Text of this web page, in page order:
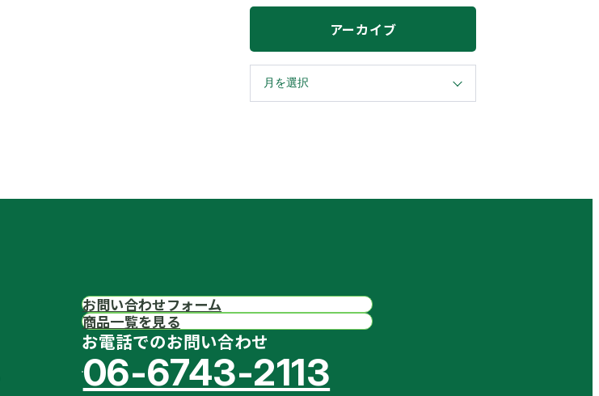
アーカイブ
お電話でのお問い合わせ
06-6743-2113
お問い合わせフォーム
商品一覧を見る